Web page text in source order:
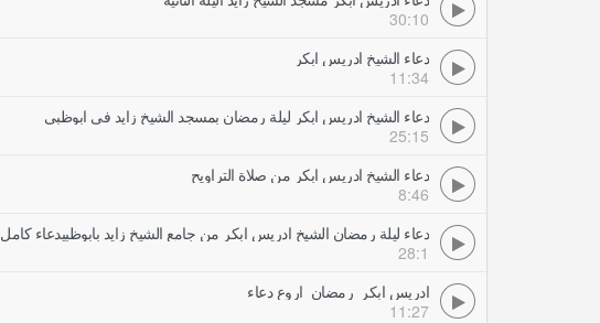
30:10
دعاء الشيخ ادريس ابكر
11:34
دعاء الشيخ ادريس ابكر ليلة رمضان بمسجد الشيخ زايد في ابوظبي
25:15
دعاء الشيخ ادريس ابكر من صلاة التراويح
8:46
دعاء ليلة رمضان الشيخ ادريس ابكر من جامع الشيخ زايد بابوظبيدعاء كامل
28:1
ادريس ابكر رمضان اروع دعاء
11:27